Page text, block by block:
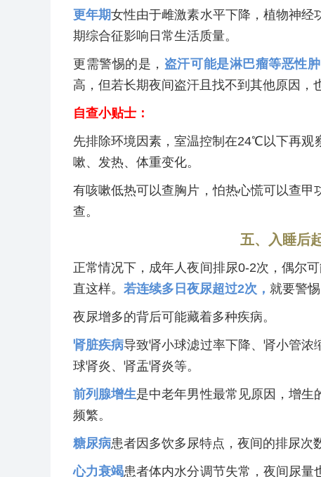
更年期女性由于雌激素水平下降，植物神
期综合征影响日常生活质量。
更需警惕的是， 盗汗可能是淋巴瘤等恶性
高，但若长期夜间盗汗且找不到其他原因，
自查小贴士：
先排除环境因素，室温控制在24℃以下再观
嗽、发热、体重变化。
有咳嗽低热可以查胸片，怕热心慌可以查
查。
五、入睡后
正常情况下，成年人夜间排尿0-2次，偶尔
直这样。 若连续多日夜尿超过2次， 就要警惕
夜尿增多的背后可能藏着多种疾病。
肾脏疾病导致肾小球滤过率下降、肾小管浓
球肾炎、肾盂肾炎等。
前列腺增生是中老年男性最常见原因，增生
频繁。
糖尿病患者因多饮多尿特点，夜间的排尿次
心力衰竭患者体内水分调节失常，夜间尿量